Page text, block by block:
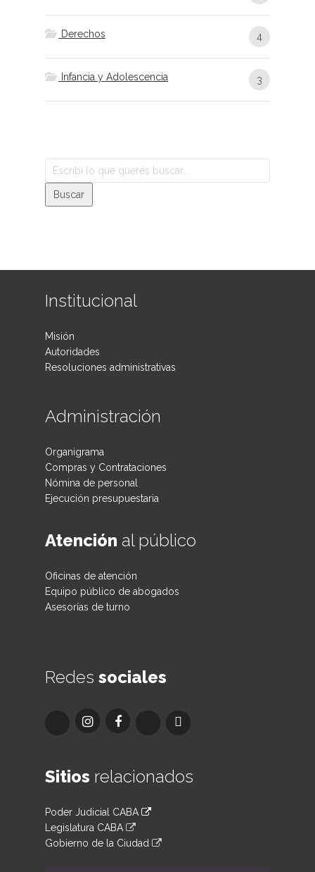
Derechos 4
Infancia y Adolescencia 3
Institucional
Misión
Autoridades
Resoluciones administrativas
Administración
Organigrama
Compras y Contrataciones
Nómina de personal
Ejecución presupuestaria
Atención al público
Oficinas de atención
Equipo público de abogados
Asesorías de turno
Redes sociales
Sitios relacionados
Poder Judicial CABA
Legislatura CABA
Gobierno de la Ciudad